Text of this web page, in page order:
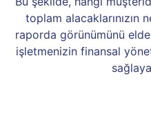
toplam alacaklarınızın
raporda görünümünü
işletmenizin finansal